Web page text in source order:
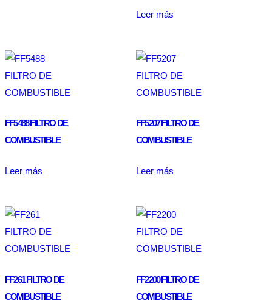
Leer más
FF5488 FILTRO DE
COMBUSTIBLE
Leer más
FF5207 FILTRO DE
COMBUSTIBLE
Leer más
FF261 FILTRO DE
COMBUSTIBLE
FF2200 FILTRO DE
COMBUSTIBLE